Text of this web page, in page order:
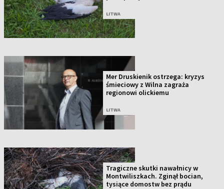
LITWA
Mer Druskienik ostrzega: kryzys
śmieciowy z Wilna zagraża
regionowi olickiemu
LITWA
Tragiczne skutki nawałnicy w
Montwiliszkach. Zginął bocian,
tysiące domostw bez prądu